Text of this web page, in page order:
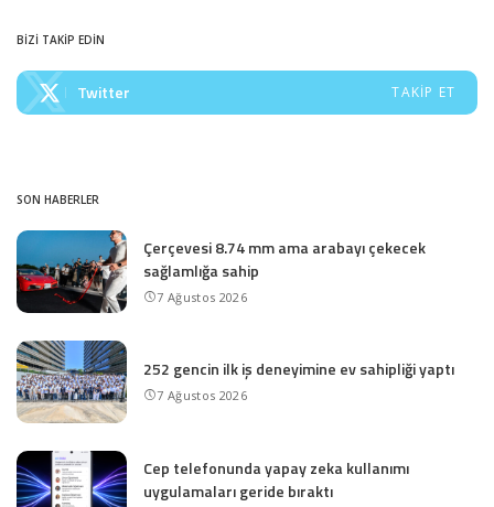
BİZİ TAKİP EDİN
Twitter TAKIP ET
SON HABERLER
Çerçevesi 8.74 mm ama arabayı çekecek
sağlamlığa sahip
7 Ağustos 2026
252 gencin ilk iş deneyimine ev sahipliği yaptı
7 Ağustos 2026
Cep telefonunda yapay zeka kullanımı
uygulamaları geride bıraktı